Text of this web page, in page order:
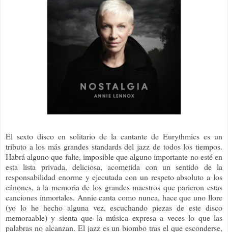
El sexto disco en solitario de la cantante de Eurythmics es un
tributo a los más grandes standards del jazz de todos los tiempos.
Habrá alguno que falte, imposible que alguno importante no esté en
esta lista privada, deliciosa, acometida con un sentido de la
responsabilidad enorme y ejecutada con un respeto absoluto a los
cánones, a la memoria de los grandes maestros que parieron estas
canciones inmortales. Annie canta como nunca, hace que uno llore
(yo lo he hecho alguna vez, escuchando piezas de este disco
memoraable) y sienta que la música expresa a veces lo que las
palabras no alcanzan. El jazz es un biombo tras el que esconderse,